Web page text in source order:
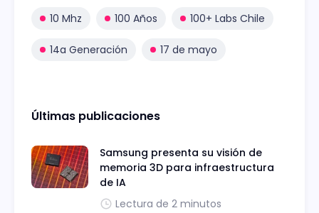
10 Mhz 100 Años 100+ Labs Chile
14a Generación 17 de mayo
Últimas publicaciones
Samsung presenta su visión de
memoria 3D para infraestructura
de IA
Lectura de 2 minutos